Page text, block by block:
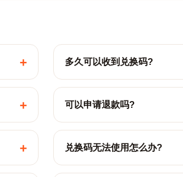
+ 多久可以收到兑换码?
+ 可以申请退款吗?
+ 兑换码无法使用怎么办?